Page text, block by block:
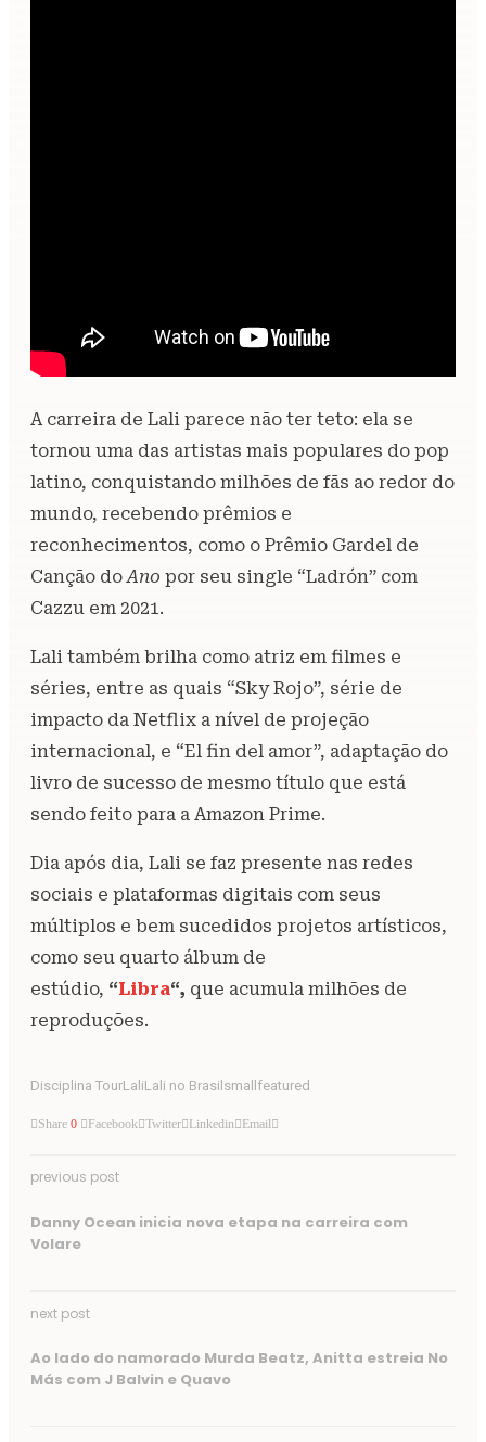
A carreira de Lali parece não ter teto: ela se
tornou uma das artistas mais populares do pop
latino, conquistando milhões de fãs ao redor do
mundo, recebendo prêmios e
reconhecimentos, como o Prêmio Gardel de
Canção doAno por seu single “Ladrón” com
Cazzu em 2021.
Lali também brilha como atriz em filmes e
séries, entre as quais “Sky Rojo”, série de
impacto da Netflix a nível de projeção
internacional, e “El fin del amor”, adaptação do
livro de sucesso de mesmo título que está
sendo feito para a Amazon Prime.
Dia após dia, Lali se faz presente nas redes
sociais e plataformas digitais com seus
múltiplos e bem sucedidos projetos artísticos,
como seu quarto álbum de
estúdio, “Libra“, que acumula milhões de
reproduções.
Disciplina TourLaliLali no Brasil smallfeatured
Share 0 Facebook Twitter Linkedin Email
previous post
Danny Ocean inicia nova etapa na carreira com
Volare
next post
Ao lado do namorado Murda Beatz, Anitta estreia No
Más com J Balvin e Quavo